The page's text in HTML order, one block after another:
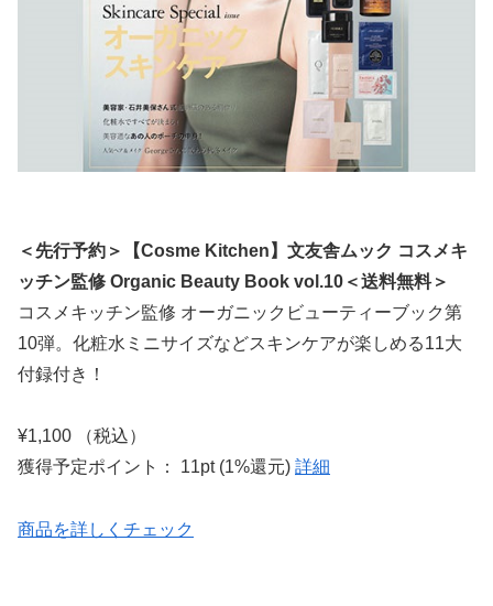
＜先行予約＞【Cosme Kitchen】文友舎ムック コスメキ
ッチン監修 Organic Beauty Book vol.10＜送料無料＞
コスメキッチン監修 オーガニックビューティーブック第
10弾。化粧水ミニサイズなどスキンケアが楽しめる11大
付録付き！
¥1,100 （税込）
獲得予定ポイント： 11pt (1%還元) 詳細
商品を詳しくチェック